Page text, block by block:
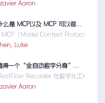
Aaron
MCP | 一文详解什么是 MCP以及 MCP 可以做什么
MCP（Model Context Protocol）
Luke
你的工作流程，值得一个“全自动数字分身”：录制、截图、成文，一气呵成
Recorder 在数字化工作环
Aaron